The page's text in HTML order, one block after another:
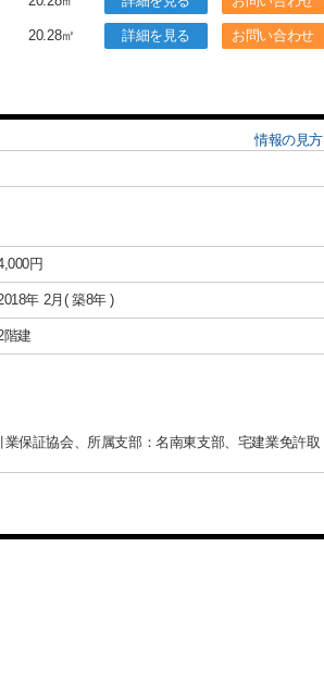
20.28㎡ 詳細を見る お問い合わせ
情報の見方
円
年 2月( 築8年 )
階建
保証協会、所属支部：名南東支部、宅建業免許取